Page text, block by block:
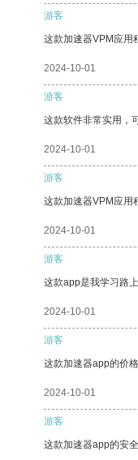
游客
这款加速器VPM应用
2024-10-01
游客
这款软件非常实用，
2024-10-01
游客
这款加速器VPM应用
2024-10-01
游客
这款app是我学习路
2024-10-01
游客
这款加速器app的价
2024-10-01
游客
这款加速器app的安